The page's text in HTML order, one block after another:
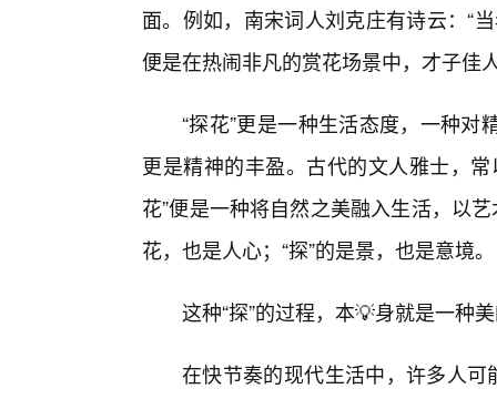
面。例如，南宋词人刘克庄有诗云：“
便是在热闹非凡的赏花场景中，才子佳
“探花”更是一种生活态度，一种
更是精神的丰盈。古代的文人雅士，
花”便是一种将自然之美融入生活，以
花，也是人心；“探”的是景，也是意境。
这种“探”的过程，本💡身就是一种
在快节奏的现代生活中，许多人可